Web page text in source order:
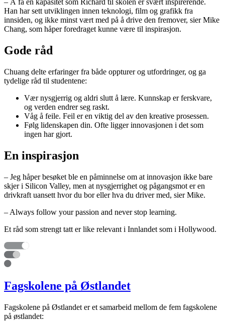
– Å få en kapasitet som Richard til skolen er svært inspirerende.
Han har sett utviklingen innen teknologi, film og grafikk fra
innsiden, og ikke minst vært med på å drive den fremover, sier Mike
Chang, som håper foredraget kunne være til inspirasjon.
Gode råd
Chuang delte erfaringer fra både oppturer og utfordringer, og ga
tydelige råd til studentene:
Vær nysgjerrig og aldri slutt å lære. Kunnskap er ferskvare,
og verden endrer seg raskt.
Våg å feile. Feil er en viktig del av den kreative prosessen.
Følg lidenskapen din. Ofte ligger innovasjonen i det som
ingen har gjort.
En inspirasjon
– Jeg håper besøket ble en påminnelse om at innovasjon ikke bare
skjer i Silicon Valley, men at nysgjerrighet og pågangsmot er en
drivkraft uansett hvor du bor eller hva du driver med, sier Mike.
– Always follow your passion and never stop learning.
Et råd som strengt tatt er like relevant i Innlandet som i Hollywood.
Fagskolene på Østlandet
Fagskolene på Østlandet er et samarbeid mellom de fem fagskolene
på østlandet: